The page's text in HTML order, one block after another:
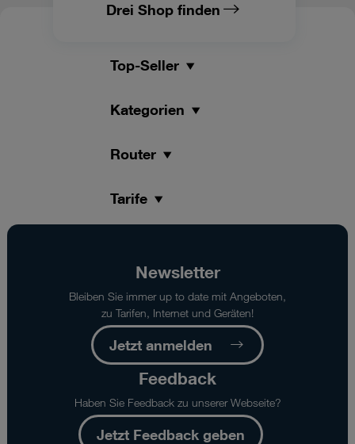
Drei Shop finden
Top-Seller
Kategorien
Router
Tarife
Newsletter
Bleiben Sie immer up to date mit Angeboten,
zu Tarifen, Internet und Geräten!
Jetzt anmelden
Feedback
Haben Sie Feedback zu unserer Webseite?
Jetzt Feedback geben